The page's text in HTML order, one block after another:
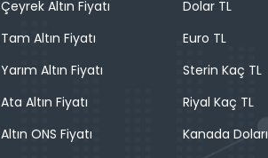
Çeyrek Altın Fiyatı
Tam Altın Fiyatı
Yarım Altın Fiyatı
Ata Altın Fiyatı
Altın ONS Fiyatı
Dolar TL
Euro TL
Sterin Kaç TL
Riyal Kaç TL
Kanada Doları